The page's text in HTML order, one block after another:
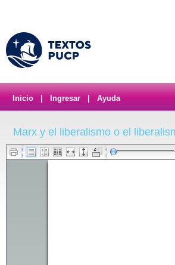
Inicio Ingresar Ayuda
Marx y el liberalismo o el